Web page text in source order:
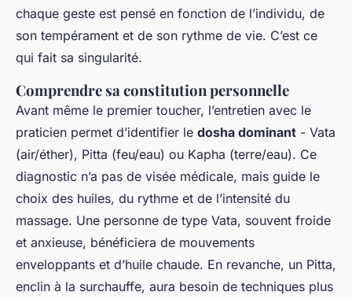
chaque geste est pensé en fonction de l’individu, de
son tempérament et de son rythme de vie. C’est ce
qui fait sa singularité.
Comprendre sa constitution personnelle
Avant même le premier toucher, l’entretien avec le
praticien permet d’identifier le dosha dominant - Vata
(air/éther), Pitta (feu/eau) ou Kapha (terre/eau). Ce
diagnostic n’a pas de visée médicale, mais guide le
choix des huiles, du rythme et de l’intensité du
massage. Une personne de type Vata, souvent froide
et anxieuse, bénéficiera de mouvements
enveloppants et d’huile chaude. En revanche, un Pitta,
enclin à la surchauffe, aura besoin de techniques plus